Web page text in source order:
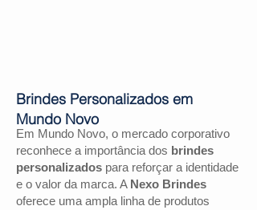
Em Mundo Novo, o mercado corporativo
reconhece a importância dos brindes
personalizados para reforçar a identidade
e o valor da marca. A Nexo Brindes
oferece uma ampla linha de produtos
Brindes Personalizados em
Mundo Novo